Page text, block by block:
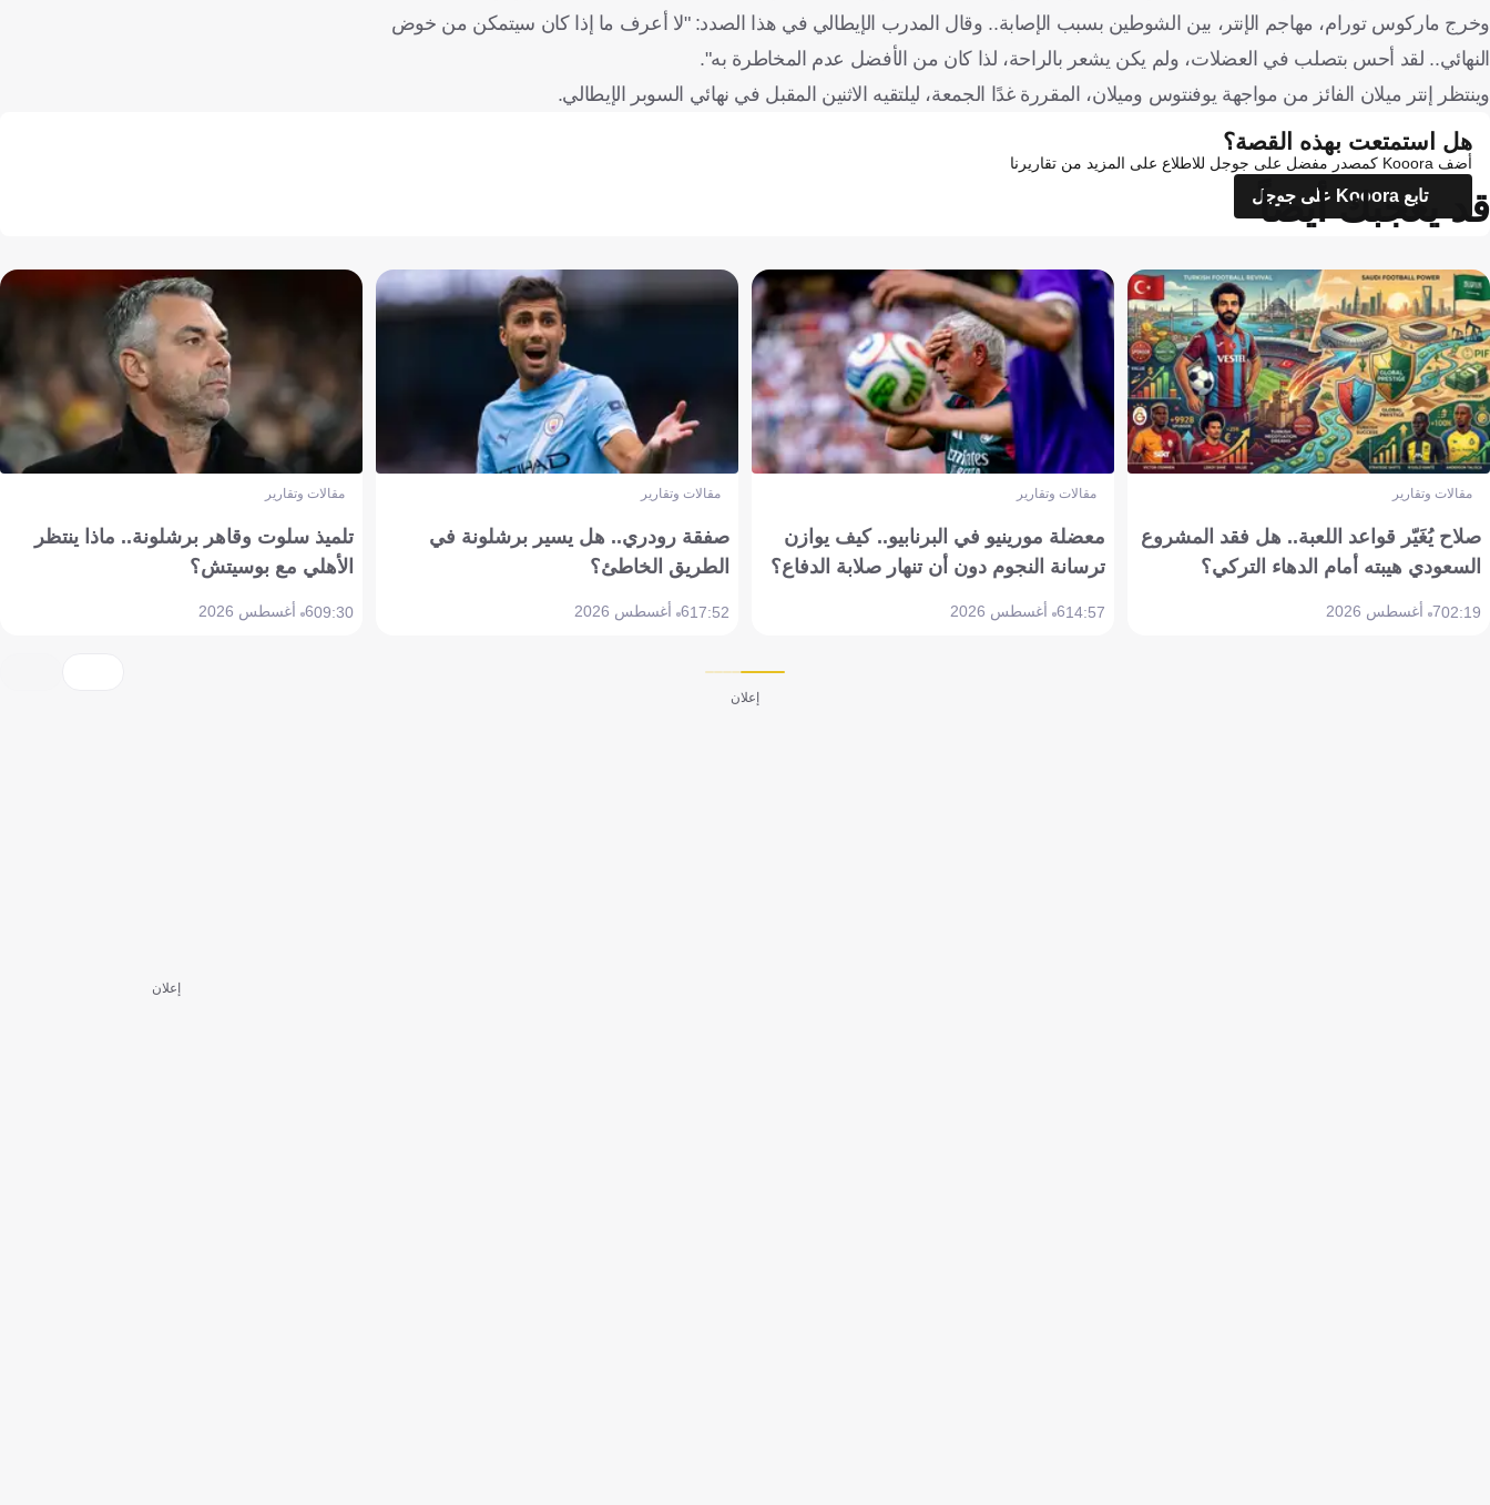
وخرج ماركوس تورام، مهاجم الإنتر، بين الشوطين بسبب الإصابة.. وقال المدرب الإيطالي في هذا الصدد: "لا أعرف ما إذا كان سيتمكن من خوض
النهائي.. لقد أحس بتصلب في العضلات، ولم يكن يشعر بالراحة، لذا كان من الأفضل عدم المخاطرة به".
وينتظر إنتر ميلان الفائز من مواجهة يوفنتوس وميلان، المقررة غدًا الجمعة، ليلتقيه الاثنين المقبل في نهائي السوبر الإيطالي.
هل استمتعت بهذه القصة؟
أضف Kooora كمصدر مفضل على جوجل للاطلاع على المزيد من تقاريرنا
تابع Kooora على جوجل
قد يعجبك أيضاً
مقالات وتقارير
صلاح يُغَيّر قواعد اللعبة.. هل فقد المشروع
السعودي هيبته أمام الدهاء التركي؟
02:197 أغسطس 2026
مقالات وتقارير
معضلة مورينيو في البرنابيو.. كيف يوازن
ترسانة النجوم دون أن تنهار صلابة الدفاع؟
14:576 أغسطس 2026
مقالات وتقارير
صفقة رودري.. هل يسير برشلونة في
الطريق الخاطئ؟
17:526 أغسطس 2026
مقالات وتقارير
تلميذ سلوت وقاهر برشلونة.. ماذا ينتظر
الأهلي مع بوسيتش؟
09:306 أغسطس 2026
إعلان
إعلان